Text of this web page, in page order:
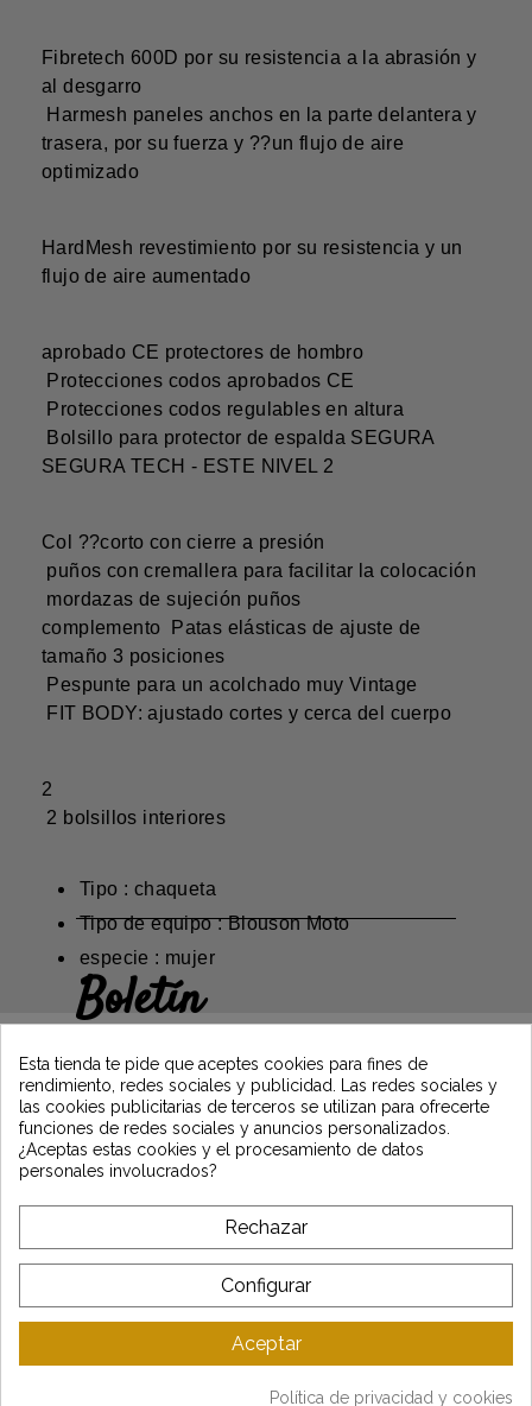
Fibretech 600D por su resistencia a la abrasión y
al desgarro
Harmesh paneles anchos en la parte delantera y
trasera, por su fuerza y ??un flujo de aire
optimizado
HardMesh revestimiento por su resistencia y un
flujo de aire aumentado
aprobado CE protectores de hombro
Protecciones codos aprobados CE
Protecciones codos regulables en altura
Bolsillo para protector de espalda SEGURA
SEGURA TECH - ESTE NIVEL 2
Col ??corto con cierre a presión
puños con cremallera para facilitar la colocación
mordazas de sujeción puños
complemento Patas elásticas de ajuste de
tamaño 3 posiciones
Pespunte para un acolchado muy Vintage
FIT BODY: ajustado cortes y cerca del cuerpo
2
2 bolsillos interiores
Tipo : chaqueta
Tipo de equipo : Blouson Moto
especie : mujer
Boletín
suscribiéndose y manténgase informado de
las últimas noticias de Vintage Motors
*Dès 99€ d'achat. En vous abonnant à notre newsletter, vous reconnaissez avoir pris
l'acceptez.
A PROPÓSITO DE VINTAGE
SERVICIO AL CLIENTE
Esta tienda te pide que aceptes cookies para fines de
rendimiento, redes sociales y publicidad. Las redes sociales y
las cookies publicitarias de terceros se utilizan para ofrecerte
funciones de redes sociales y anuncios personalizados.
¿Aceptas estas cookies y el procesamiento de datos
personales involucrados?
Rechazar
Configurar
Aceptar
Política de privacidad y cookies